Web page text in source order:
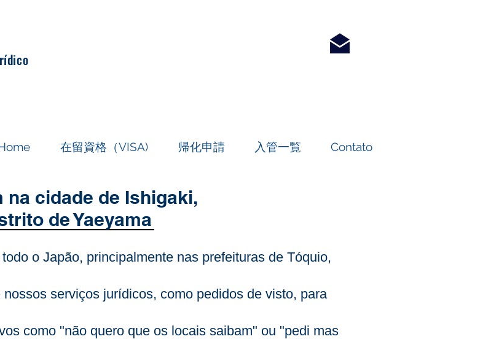
在留資格（VISA) 帰化申請 入管一覧 Contato
cidade de Ishigaki,
de Yaeyama
o Japão, principalmente nas prefeituras de Tóquio,
serviços jurídicos, como pedidos de visto, para
como "não quero que os locais saibam" ou "pedi mas